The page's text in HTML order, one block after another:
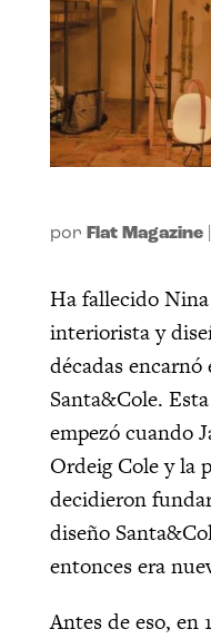
por Flat Magazine|
Ha fallecido
interiorista y
décadas
Santa&Cole.
empezó cuando
Ordeig Cole y la
decidieron
diseño
entonces era
Antes de eso, en